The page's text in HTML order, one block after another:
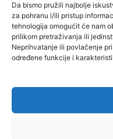
Da bismo pružili najbolje
za pohranu i/ili pristup
tehnologija omogućit će nam
prilikom pretraživanja ili
Neprihvatanje ili povlačenje
određene funkcije i
SNSD UČVRSTIO
SARAJEVU:
raspodjela